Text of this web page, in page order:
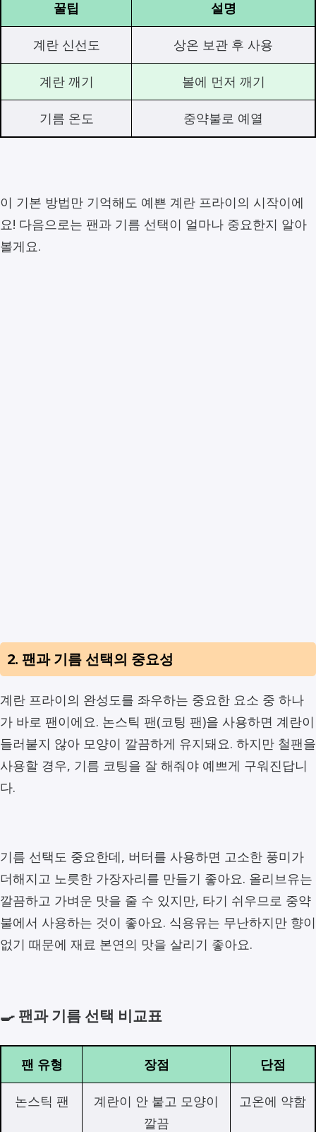
꿀팁 설명
계란 신선도 상온 보관 후 사용
계란 깨기 볼에 먼저 깨기
기름 온도 중약불로 예열
이 기본 방법만 기억해도 예쁜 계란 프라이의 시작이에
요! 다음으로는 팬과 기름 선택이 얼마나 중요한지 알아
볼게요.
2. 팬과 기름 선택의 중요성
계란 프라이의 완성도를 좌우하는 중요한 요소 중 하나
가 바로 팬이에요. 논스틱 팬(코팅 팬)을 사용하면 계란이
들러붙지 않아 모양이 깔끔하게 유지돼요. 하지만 철팬을
사용할 경우, 기름 코팅을 잘 해줘야 예쁘게 구워진답니
다.
기름 선택도 중요한데, 버터를 사용하면 고소한 풍미가
더해지고 노릇한 가장자리를 만들기 좋아요. 올리브유는
깔끔하고 가벼운 맛을 줄 수 있지만, 타기 쉬우므로 중약
불에서 사용하는 것이 좋아요. 식용유는 무난하지만 향이
없기 때문에 재료 본연의 맛을 살리기 좋아요.
🍳 팬과 기름 선택 비교표
팬 유형 장점 단점
논스틱 팬
계란이 안 붙고 모양이
깔끔
고온에 약함